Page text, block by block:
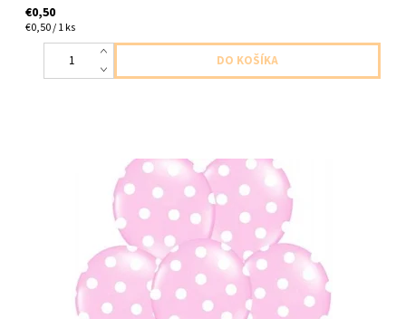
€0,50
€0,50 / 1 ks
latexovy balon pastelovo ruzovy s bielymi bodkami 1ks v baleni
velkost cca 30cm dodavame nenafukany